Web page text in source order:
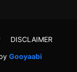
Gooyaabi
DISCLAIMER